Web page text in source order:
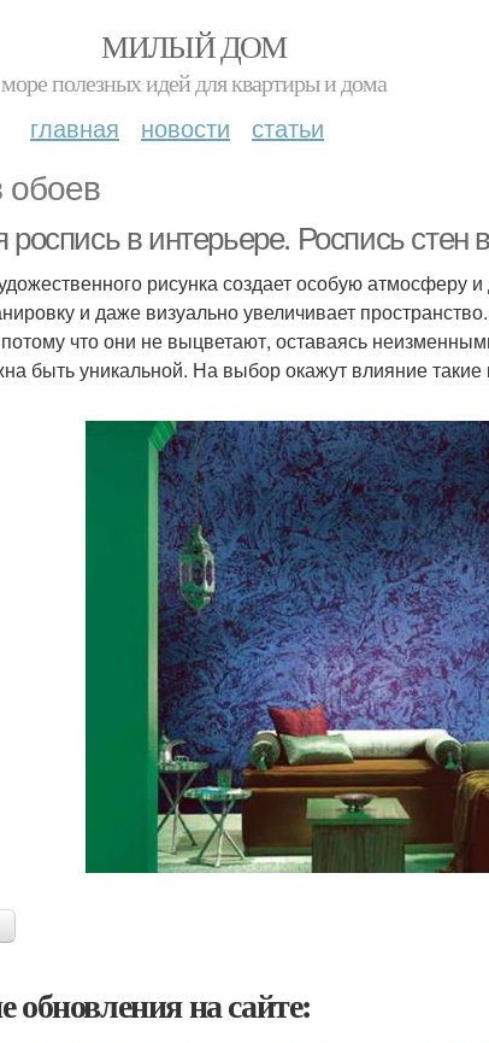
МИЛЫЙ ДОМ
море полезных идей для квартиры и дома
главная новости статьи
обоев
роспись в интерьере. Роспись стен
рисунка создает особую атмосферу
и даже визуально увеличивает
что они не выцветают, оставаясь
быть уникальной. На выбор окажут влияние такие
обновления на сайте: